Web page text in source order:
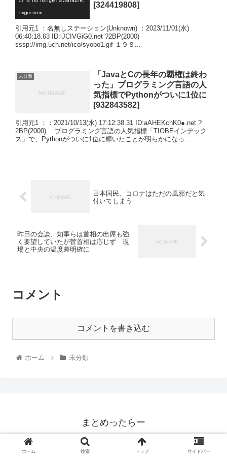
[324419808]
引用元1 ：名無しステーション(Unknown) ：2023/11/01(水)
06:40:18.63 ID:lJCIVGiG0.net ?2BP(2000)
sssp://img.5ch.net/ico/syobo1.gif １９８...
未分類
「JavaとCの長年の覇権は終わ
った」プログラミング言語の人
気指標でPythonがついに1位に
[932843582]
引用元1 ：：2021/10/13(水) 17:12:38.31 ID:aAHEKchK0●.net ?
2BP(2000) プログラミング言語の人気指標「TIOBEインデック
ス」で、Pythonがついに1位に輝いたことが明らかになっ...
日本国民、コロナはただの風邪だと気
付いてしまう
昨日の会談、知事らは首相の出席も強
く要望していたが菅首相は応じず 現
場と中央の温度差明確に
コメント
コメントを書き込む
ホーム 未分類
まとめったらー
© 2020 まとめったらー.
ホーム 検索 トップ サイドバー